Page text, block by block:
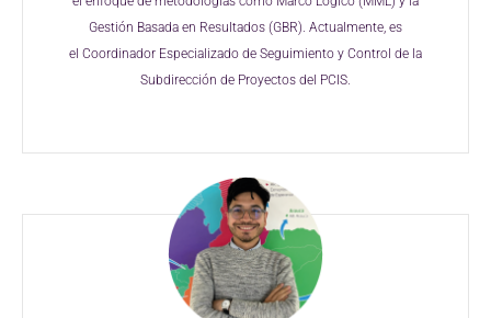
Gestión Basada en Resultados (GBR). Actualmente, es
el Coordinador Especializado de Seguimiento y Control de la
Subdirección de Proyectos del PCIS.